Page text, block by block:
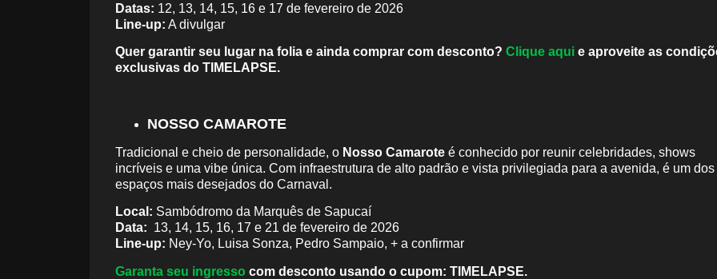
Datas: 12, 13, 14, 15, 16 e 17 de fevereiro de 2026
Line-up: A divulgar
Quer garantir seu lugar na folia e ainda comprar com desconto? Clique aqui e aproveite as
exclusivas do TIMELAPSE.
NOSSO CAMAROTE
Tradicional e cheio de personalidade, o Nosso Camarote é conhecido por reunir celebridades, shows
incríveis e uma vibe única. Com infraestrutura de alto padrão e vista privilegiada para a avenida, é um dos
espaços mais desejados do Carnaval.
Local: Sambódromo da Marquês de Sapucaí
Data: 13, 14, 15, 16, 17 e 21 de fevereiro de 2026
Line-up: Ney-Yo, Luisa Sonza, Pedro Sampaio, + a confirmar
Garanta seu ingresso com desconto usando o cupom: TIMELAPSE.